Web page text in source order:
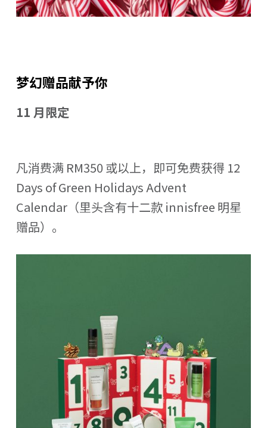
梦幻赠品献予你
11 月限定
凡消费满 RM350 或以上，即可免费获得 12
Days of Green Holidays Advent
Calendar（里头含有十二款 innisfree 明星
赠品）。